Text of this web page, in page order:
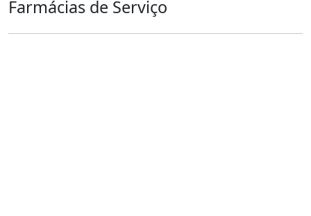
Farmácias de Serviço